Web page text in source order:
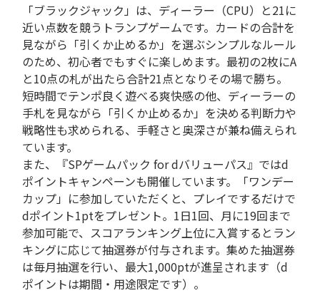
「ブラックジャック」は、ディーラー（CPU）と21に
近い点数を競うトランプゲームです。カードの合計を
見ながら「引くか止めるか」を選ぶシンプルなルール
のため、初心者でもすぐに楽しめます。最初の2枚にA
と10点の札が出たら合計21点となりその場で勝ち。
短時間でテンポ良く遊べる爽快感の他、ディーラーの
手札を見ながら「引くか止めるか」を決める判断力や
戦略性も求められる、手軽さと奥深さが兼ね備えられ
ています。
また、『SPゲームパック for dバリューパス』ではd
ポイントキャンペーンも開催しています。「ワンデー
カップ」に参加していただくと、プレイでするだけで
dポイント1ptをプレゼント。1日1回、月に19回まで
参加可能で、スコアランキング上位に入賞するとラン
キングに応じて抽選券が付与されます。集めた抽選券
は毎月抽選を行い、最大1,000ptが進呈されます（d
ポイントは期間・用途限定です）。